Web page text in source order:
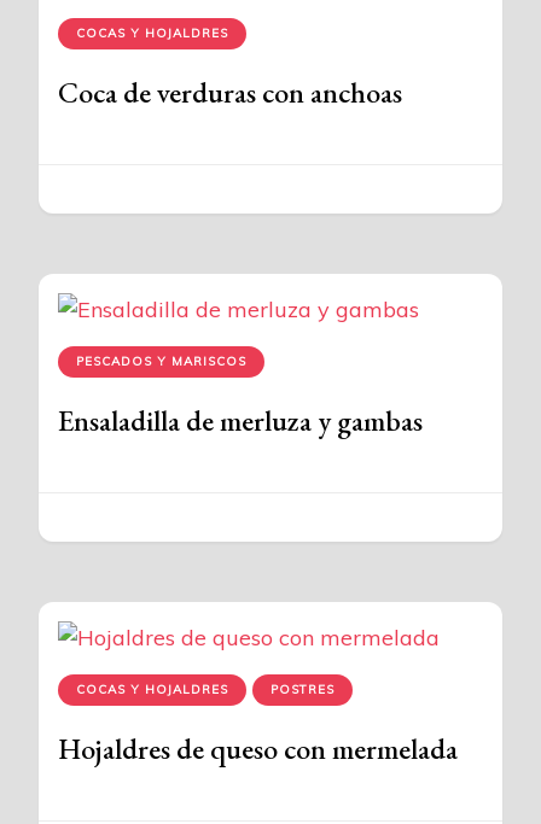
COCAS Y HOJALDRES
Coca de verduras con anchoas
PESCADOS Y MARISCOS
Ensaladilla de merluza y gambas
COCAS Y HOJALDRES POSTRES
Hojaldres de queso con mermelada